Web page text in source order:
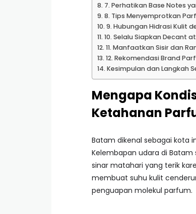
7. Perhatikan Base Notes
8. Tips Menyemprotkan
9. Hubungan Hidrasi Kulit
10. Selalu Siapkan Decant
11. Manfaatkan Sisir dan
12. Rekomendasi Brand
Kesimpulan dan Langkah
Mengapa
Ketahanan
Batam dikenal sebagai kota
Kelembapan udara di
sinar matahari yang terik
membuat suhu kulit
penguapan molekul parfum.